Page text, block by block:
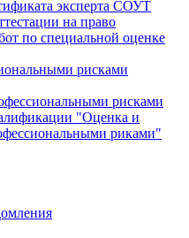
эксперта СОУТ
на право
по специальной оценке
рисками
рисками
"Оценка и
риками"